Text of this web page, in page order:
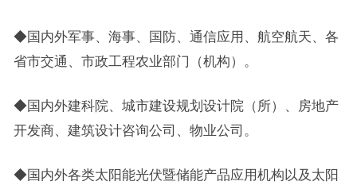
◆国内外军事、海事、国防、通信应用、航空航天、各
省市交通、市政工程农业部门（机构）。
◆国内外建科院、城市建设规划设计院（所）、房地产
开发商、建筑设计咨询公司、物业公司。
◆国内外各类太阳能光伏暨储能产品应用机构以及太阳